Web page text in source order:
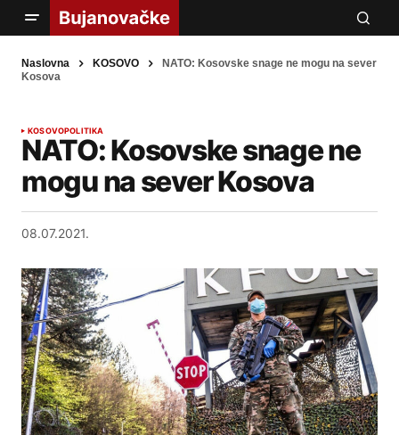
Naslovna KOSOVO
NATO: Kosovske snage ne mogu na sever
Kosova
KOSOVOPOLITIKA
NATO: Kosovske snage ne
mogu na sever Kosova
08.07.2021.